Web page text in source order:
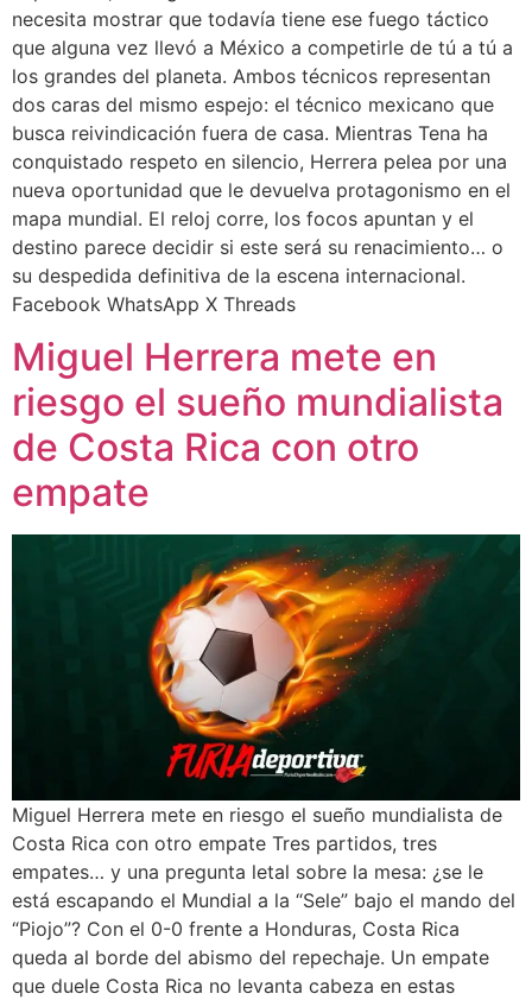
necesita mostrar que todavía tiene ese fuego táctico
que alguna vez llevó a México a competirle de tú a tú a
los grandes del planeta. Ambos técnicos representan
dos caras del mismo espejo: el técnico mexicano que
busca reivindicación fuera de casa. Mientras Tena ha
conquistado respeto en silencio, Herrera pelea por una
nueva oportunidad que le devuelva protagonismo en el
mapa mundial. El reloj corre, los focos apuntan y el
destino parece decidir si este será su renacimiento… o
su despedida definitiva de la escena internacional.
Facebook WhatsApp X Threads
Miguel Herrera mete en
riesgo el sueño mundialista
de Costa Rica con otro
empate
Miguel Herrera mete en riesgo el sueño mundialista de
Costa Rica con otro empate Tres partidos, tres
empates… y una pregunta letal sobre la mesa: ¿se le
está escapando el Mundial a la “Sele” bajo el mando del
“Piojo”? Con el 0-0 frente a Honduras, Costa Rica
queda al borde del abismo del repechaje. Un empate
que duele Costa Rica no levanta cabeza en estas